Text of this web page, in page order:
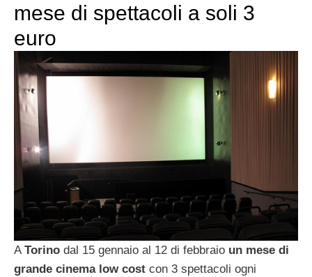
mese di spettacoli a soli 3
euro
ATorino dal 15 gennaio al 12 di febbraio un mese di
grande cinema low cost con 3 spettacoli ogni